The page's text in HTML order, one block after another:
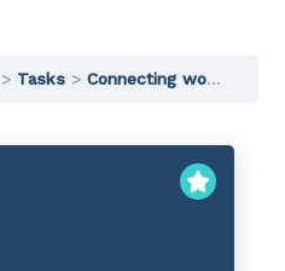
Tasks Connecting words